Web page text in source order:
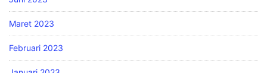
Maret 2023
Februari 2023